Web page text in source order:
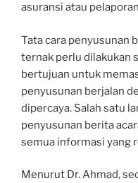
asuransi atau
Tata cara penyusunan
ternak perlu dilakukan
bertujuan untuk
penyusunan berjalan
dipercaya. Salah satu
penyusunan berita
semua informasi yang
Menurut Dr. Ahmad,